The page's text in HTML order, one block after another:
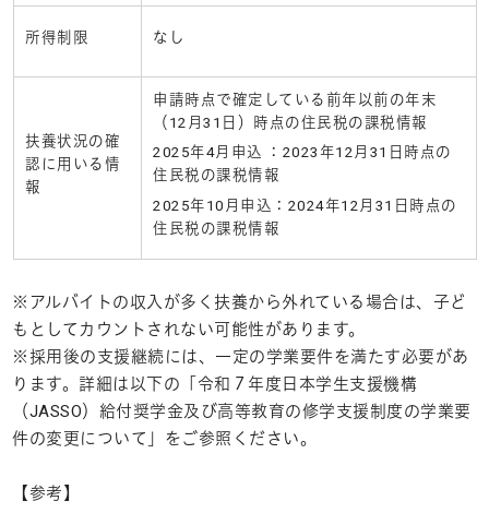
所得制限 なし
扶養状況の確
認に用いる情
報
申請時点で確定している前年以前の年末
（ 12 月31 日）時点の住民税の課税情報
2025年4月申込 ： 2023年12月 31 日時点の
住民税の課税情報
2025年10月申込： 2024年12月 31 日時点の
住民税の課税情報
※アルバイトの収入が多く扶養から外れている場合は、子ど
もとしてカウントされない可能性があります。
※採用後の支援継続には、一定の学業要件を満たす必要があ
ります。詳細は以下の「令和７年度日本学生支援機構
（JASSO）給付奨学金及び高等教育の修学支援制度の学業要
件の変更について」をご参照ください。
【参考】